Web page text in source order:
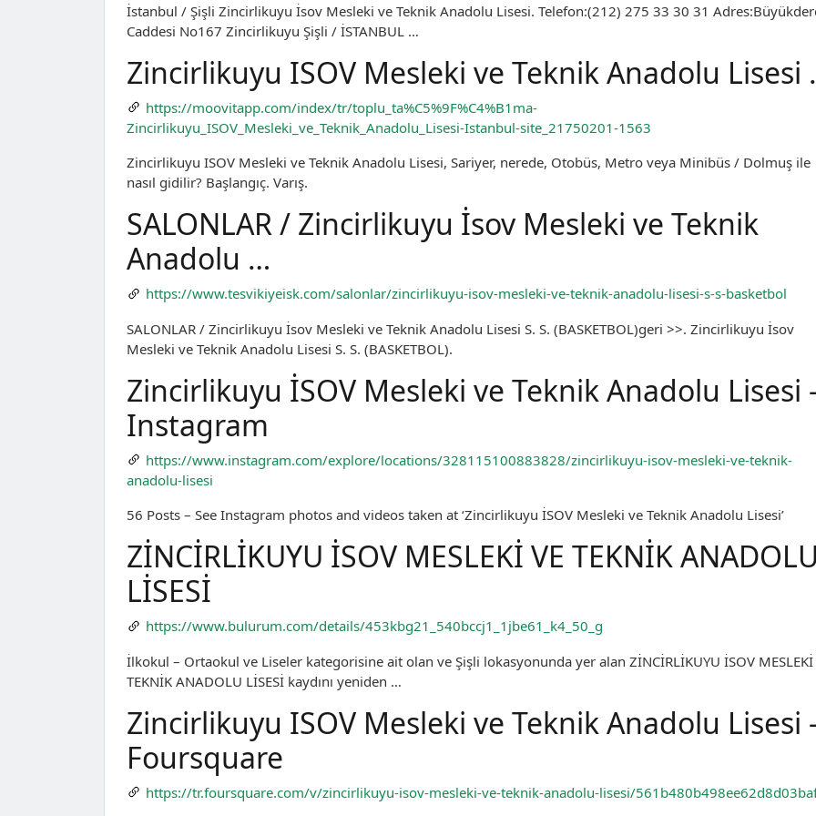
İstanbul / Şişli Zincirlikuyu İsov Mesleki ve Teknik Anadolu Lisesi. Telefon:(212) 275 33 30 31
Caddesi No167 Zincirlikuyu Şişli / İSTANBUL …
Zincirlikuyu ISOV Mesleki ve Teknik Anadolu Lisesi
https://moovitapp.com/index/tr/toplu_ta%C5%9F%C4%B1ma-
Zincirlikuyu_ISOV_Mesleki_ve_Teknik_Anadolu_Lisesi-Istanbul-site_21750201-1563
Zincirlikuyu ISOV Mesleki ve Teknik Anadolu Lisesi, Sariyer, nerede, Otobüs, Metro veya Minibüs / Dolmuş ile
nasıl gidilir? Başlangıç. Varış.
SALONLAR / Zincirlikuyu İsov Mesleki ve Teknik
Anadolu …
https://www.tesvikiyeisk.com/salonlar/zincirlikuyu-isov-mesleki-ve-teknik-anadolu-lisesi-s-s-basketbol
SALONLAR / Zincirlikuyu İsov Mesleki ve Teknik Anadolu Lisesi S. S. (BASKETBOL)geri >>. Zincirlikuyu İsov
Mesleki ve Teknik Anadolu Lisesi S. S. (BASKETBOL).
Zincirlikuyu İSOV Mesleki ve Teknik Anadolu Lisesi
Instagram
https://www.instagram.com/explore/locations/328115100883828/zincirlikuyu-isov-mesleki-ve-teknik-
anadolu-lisesi
56 Posts – See Instagram photos and videos taken at ‘Zincirlikuyu İSOV Mesleki ve Teknik Anadolu Lisesi’
ZİNCİRLİKUYU İSOV MESLEKİ VE TEKNİK ANADOLU
LİSESİ
https://www.bulurum.com/details/453kbg21_540bccj1_1jbe61_k4_50_g
İlkokul – Ortaokul ve Liseler kategorisine ait olan ve Şişli lokasyonunda yer alan ZİNCİRLİKUYU İSOV MESLEKİ
TEKNİK ANADOLU LİSESİ kaydını yeniden …
Zincirlikuyu ISOV Mesleki ve Teknik Anadolu Lisesi
Foursquare
https://tr.foursquare.com/v/zincirlikuyu-isov-mesleki-ve-teknik-anadolu-lisesi/